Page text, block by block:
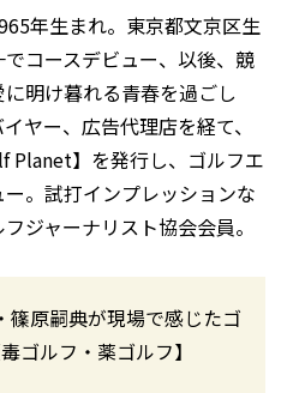
年生まれ。東京都文京区生
コースデビュー、以後、競
明け暮れる青春を過ごし
ヤー、広告代理店を経て、
Planet】を発行し、ゴルフエ
。試打インプレッションな
ジャーナリスト協会会員。
篠原嗣典が現場で感じたゴ
ゴルフ・薬ゴルフ】